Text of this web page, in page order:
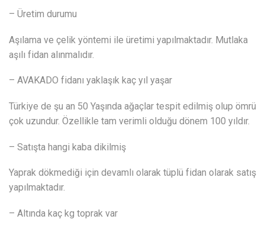
– Üretim durumu
Aşılama ve çelik yöntemi ile üretimi yapılmaktadır. Mutlaka
aşılı fidan alınmalıdır.
– AVAKADO fidanı yaklaşık kaç yıl yaşar
Türkiye de şu an 50 Yaşında ağaçlar tespit edilmiş olup ömrü
çok uzundur. Özellikle tam verimli olduğu dönem 100 yıldır.
– Satışta hangi kaba dikilmiş
Yaprak dökmediği için devamlı olarak tüplü fidan olarak satış
yapılmaktadır.
– Altında kaç kg toprak var